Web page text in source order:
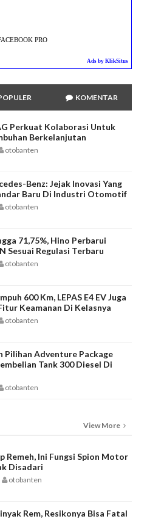
PRO
Ads by KlikSitus
KOMENTAR
Perkuat Kolaborasi Untuk
Berkelanjutan
otobanten
Benz: Jejak Inovasi Yang
Baru Di Industri Otomotif
otobanten
71,75%, Hino Perbarui
Sesuai Regulasi Terbaru
otobanten
600 Km, LEPAS E4 EV Juga
Keamanan Di Kelasnya
otobanten
Pilihan Adventure Package
Tank 300 Diesel Di
otobanten
View More
Remeh, Ini Fungsi Spion Motor
Disadari
otobanten
Rem, Resikonya Bisa Fatal